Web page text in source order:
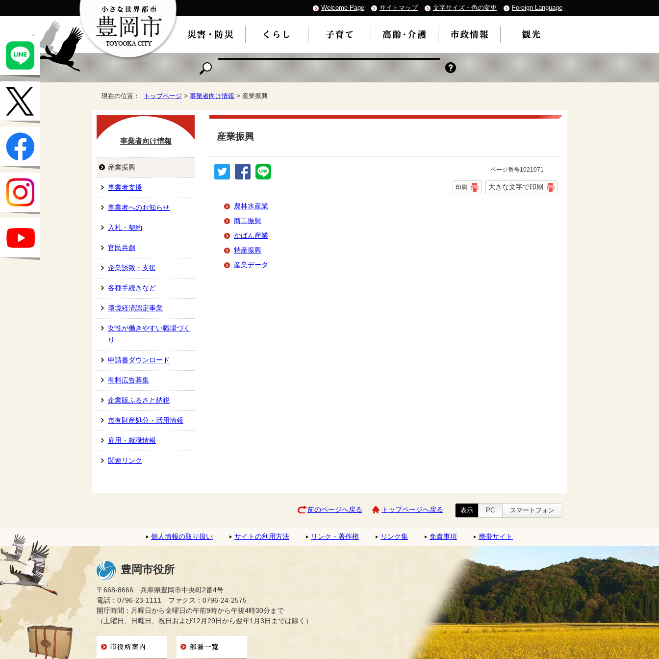
Welcome Page サイトマップ 文字サイズ・色の変更 Foreign Language
現在の位置： トップページ > 事業者向け情報 > 産業振興
産業振興
ページ番号1021071
印刷 大きな文字で印刷
農林水産業
商工振興
かばん産業
特産振興
産業データ
事業者向け情報
産業振興
事業者支援
事業者へのお知らせ
入札・契約
官民共創
企業誘致・支援
各種手続きなど
環境経済認定事業
女性が働きやすい職場づく
り
申請書ダウンロード
有料広告募集
企業版ふるさと納税
市有財産処分・活用情報
雇用・就職情報
関連リンク
前のページへ戻る トップページへ戻る 表示 PC スマートフォン
個人情報の取り扱い サイトの利用方法 リンク・著作権 リンク集 免責事項 携帯サイト
豊岡市役所
〒668-8666 兵庫県豊岡市中央町2番4号
電話：0796-23-1111 ファクス：0796-24-2575
開庁時間：月曜日から金曜日の午前9時から午後4時30分まで
（土曜日、日曜日、祝日および12月29日から翌年1月3日までは除く）